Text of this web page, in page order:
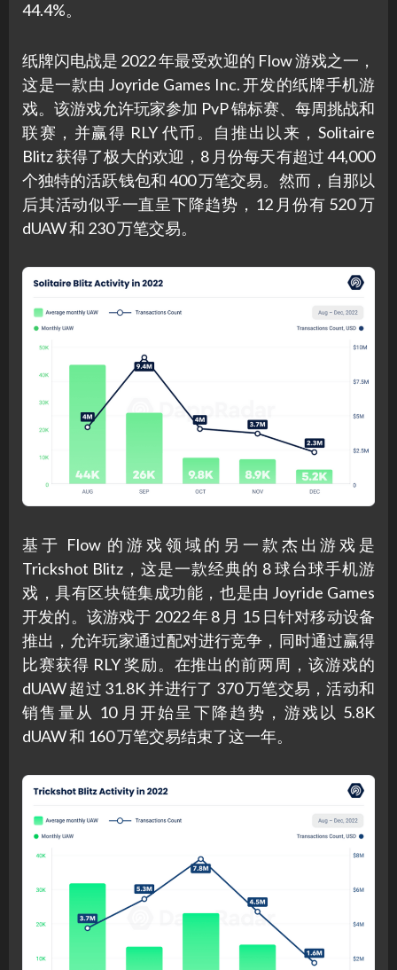
44.4%。
纸牌闪电战是 2022 年最受欢迎的 Flow 游戏之一，
这是一款由 Joyride Games Inc. 开发的纸牌手机游
戏。该游戏允许玩家参加 PvP 锦标赛、每周挑战和
联赛，并赢得 RLY 代币。自推出以来，Solitaire
Blitz 获得了极大的欢迎，8 月份每天有超过 44,000
个独特的活跃钱包和 400 万笔交易。然而，自那以
后其活动似乎一直呈下降趋势，12 月份有 520 万
dUAW 和 230 万笔交易。
基于 Flow 的游戏领域的另一款杰出游戏是
Trickshot Blitz，这是一款经典的 8 球台球手机游
戏，具有区块链集成功能，也是由 Joyride Games
开发的。该游戏于 2022 年 8 月 15 日针对移动设备
推出，允许玩家通过配对进行竞争，同时通过赢得
比赛获得 RLY 奖励。在推出的前两周，该游戏的
dUAW 超过 31.8K 并进行了 370 万笔交易，活动和
销售量从 10 月开始呈下降趋势，游戏以 5.8K
dUAW 和 160 万笔交易结束了这一年。